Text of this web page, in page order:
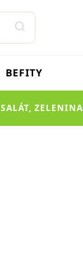
BEFITY
SALÁT, ZELENINA